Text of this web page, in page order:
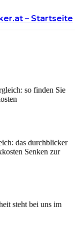
– Startseite
wir
so finden Sie
das durchblicker
Senken zur
steht bei uns im